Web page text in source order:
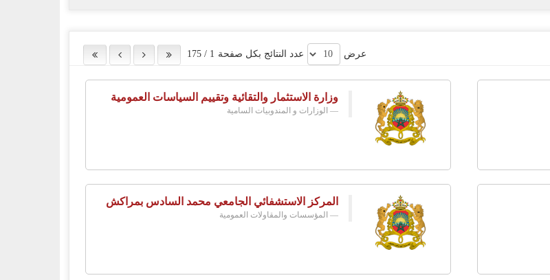
عرض عدد النتائج بكل صفحة 1
/
175
وزارة الاستثمار والتقائية وتقييم السياسات العمومية
الوزارات و المندوبيات السامية
المركز الاستشفائي الجامعي محمد السادس بمراكش
المؤسسات والمقاولات العمومية